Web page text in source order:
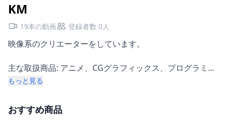
KM
19本の動画 登録者数 0人
映像系のクリエーターをしています。
主な取扱商品: アニメ、CGグラフィックス、プログラミン
グ講座、Web講座
活動地域: 九州、関西
もっと見る
おすすめ商品